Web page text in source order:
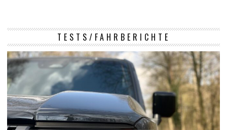
TESTS/FAHRBERICHTE